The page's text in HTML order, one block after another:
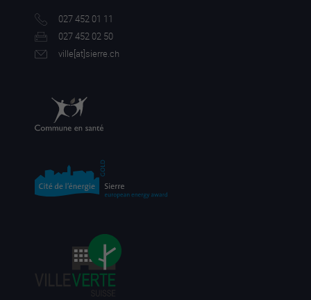
027 452 01 11
027 452 02 50
ville[at]sierre.ch